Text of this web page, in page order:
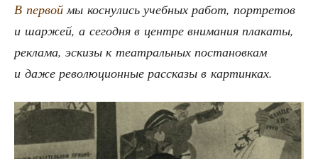
В пер­воймы кос­ну­лись учеб­ных работ, порт­ре­тов
и шар­жей, а сего­дня в цен­тре вни­ма­ния пла­ка­ты,
рекла­ма, эски­зы к теат­раль­ных поста­нов­кам
и даже рево­лю­ци­он­ные рас­ска­зы в картинках.